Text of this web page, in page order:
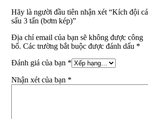
Hãy là người đầu tiên nhận xét “Kích đội cá
sấu 3 tấn (bơm kép)”
Địa chỉ email của bạn sẽ không được công
bố. Các trường bắt buộc được đánh dấu *
Đánh giá của bạn *
Nhận xét của bạn *